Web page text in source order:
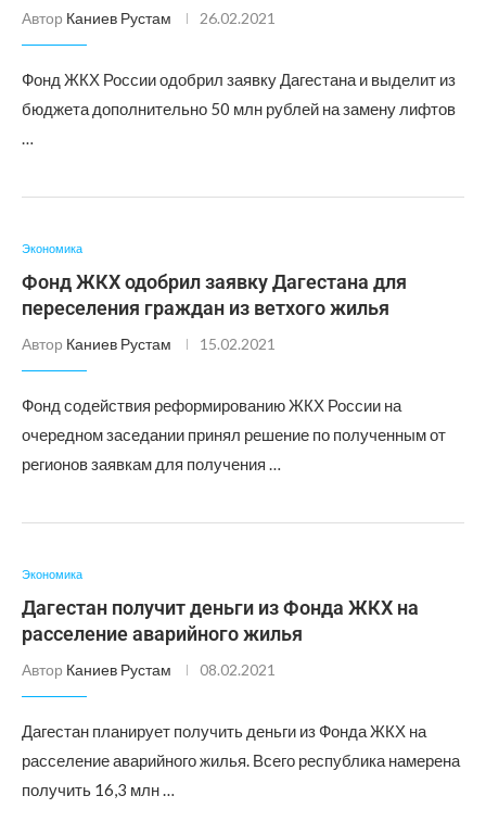
Автор Каниев Рустам 26.02.2021
Фонд ЖКХ России одобрил заявку Дагестана и выделит из
бюджета дополнительно 50 млн рублей на замену лифтов
…
Экономика
Фонд ЖКХ одобрил заявку Дагестана для
переселения граждан из ветхого жилья
Автор Каниев Рустам 15.02.2021
Фонд содействия реформированию ЖКХ России на
очередном заседании принял решение по полученным от
регионов заявкам для получения …
Экономика
Дагестан получит деньги из Фонда ЖКХ на
расселение аварийного жилья
Автор Каниев Рустам 08.02.2021
Дагестан планирует получить деньги из Фонда ЖКХ на
расселение аварийного жилья. Всего республика намерена
получить 16,3 млн …